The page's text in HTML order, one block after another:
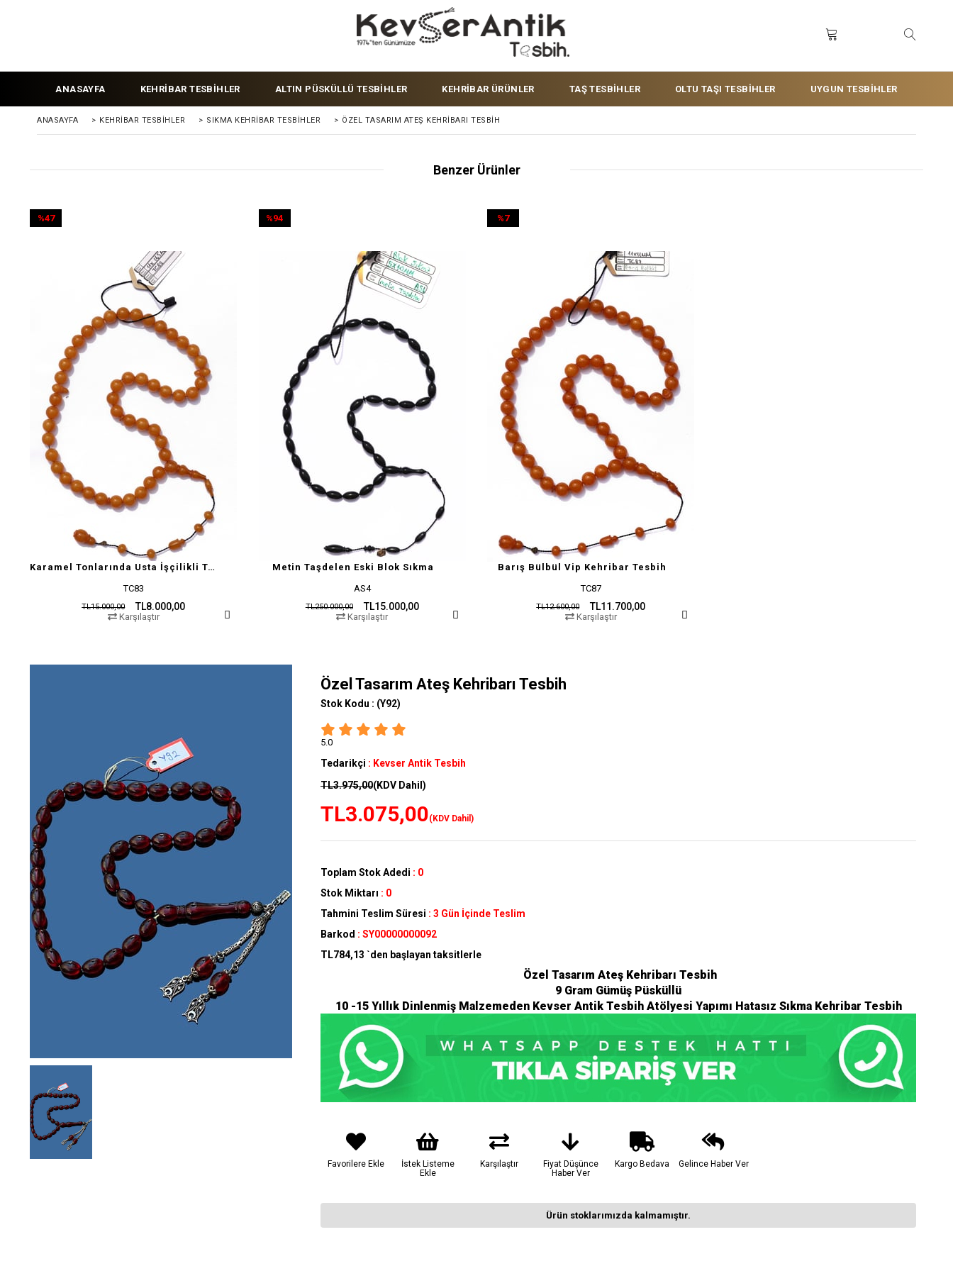
ANASAYFA KEHRİBAR TESBİHLER ALTIN PÜSKÜLLÜ TESBİHLER KEHRİBAR ÜRÜNLER TAŞ TESBİHLER OLTU TAŞI TESBİHLER UYGUN TESBİHLER
ANASAYFA > KEHRIBAR TESBIHLER > SIKMA KEHRİBAR TESBİHLER > ÖZEL TASARIM ATEŞ KEHRIBARI TESBIH
Benzer Ürünler
Karamel Tonlarında Usta İşçilikli Tesbih
TC83
TL8.000,00
TL15.000,00
%47
Karşılaştır
Metin Taşdelen Eski Blok Sıkma
AS4
TL15.000,00
TL250.000,00
%94
Karşılaştır
Barış Bülbül Vip Kehribar Tesbih
TC87
TL11.700,00
TL12.600,00
%7
Karşılaştır
Özel Tasarım Ateş Kehribarı Tesbih
Stok Kodu : (Y92)
5.0
Tedarikçi : Kevser Antik Tesbih
TL3.975,00(KDV Dahil)
TL3.075,00(KDV Dahil)
Toplam Stok Adedi : 0
Stok Miktarı : 0
Tahmini Teslim Süresi : 3 Gün İçinde Teslim
Barkod : SY00000000092
TL784,13 `den başlayan taksitlerle
Özel Tasarım Ateş Kehribarı Tesbih
9 Gram Gümüş Püsküllü
10 -15 Yıllık Dinlenmiş Malzemeden Kevser Antik Tesbih Atölyesi Yapımı Hatasız Sıkma Kehribar Tesbih
Favorilere Ekle
İstek Listeme
Ekle
Karşılaştır
Fiyat Düşünce
Haber Ver
Kargo Bedava Gelince Haber Ver
Ürün stoklarımızda kalmamıştır.